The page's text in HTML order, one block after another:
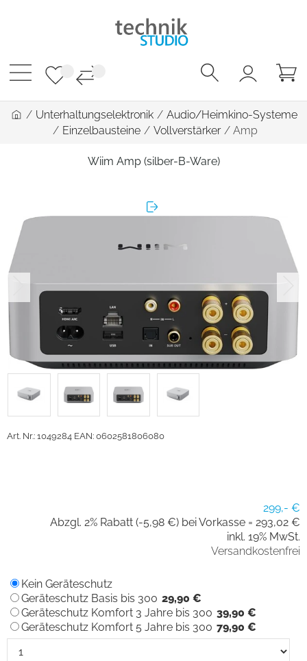
/ Unterhaltungselektronik / Audio/Heimkino-Systeme
/ Einzelbausteine / Vollverstärker/ Amp
Wiim Amp (silber-B-Ware)
Art. Nr.: 1049284 EAN: 0602581806080
299,- €
Abzgl. 2% Rabatt (-5,98 €) bei Vorkasse = 293,02 €
inkl. 19% MwSt.
Versandkostenfrei
Kein Geräteschutz
Geräteschutz Basis bis 300 29,90 €
Geräteschutz Komfort 3 Jahre bis 300 39,90 €
Geräteschutz Komfort 5 Jahre bis 300 79,90 €